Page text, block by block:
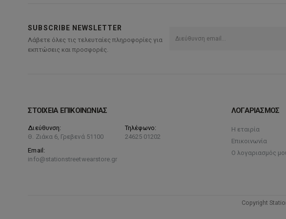
SUBSCRIBE NEWSLETTER
Λάβετε όλες τις τελευταίες πληροφορίες για
εκπτώσεις και προσφορές.
ΣΤΟΙΧΕΙΑ ΕΠΙΚΟΙΝΩΝΙΑΣ
Διεύθυνση:
Θ. Ζιάκα 6, Γρεβενά 51100
Τηλέφωνο:
24625 01202
Email:
info@stationstreetwearstore.gr
ΛΟΓΑΡΙΑΣΜΟΣ
Η εταιρία
Επικοινωνία
Ο λογαριασμός
Copyright